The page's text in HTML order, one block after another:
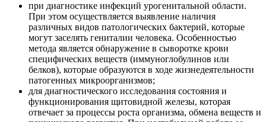
при диагностике инфекций урогенитальной области.
При этом осуществляется выявление наличия
различных видов патологических бактерий, которые
могут заселять гениталии человека. Особенностью
метода является обнаружение в сыворотке крови
специфических веществ (иммуноглобулинов или
белков), которые образуются в ходе жизнедеятельности
патогенных микроорганизмов;
для диагностического исследования состояния и
функционирования щитовидной железы, которая
отвечает за процессы роста организма, обмена веществ и